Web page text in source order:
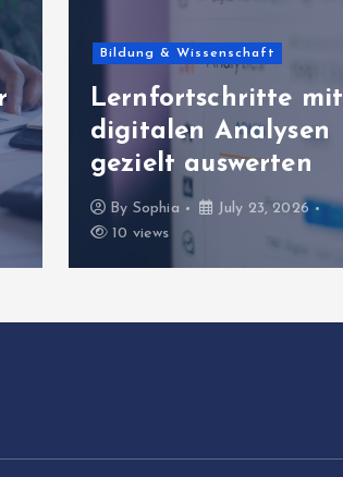
Erfolgreiche
Unternehmenspraxis
mit wirtschaftlicher
Ablaufqualität
By Sophia
July 21, 2026
9 views